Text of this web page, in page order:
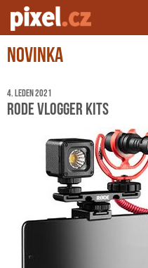
Server o natáčení a zpracování videa
Novinka
4. leden 2021
RODE Vlogger Kits